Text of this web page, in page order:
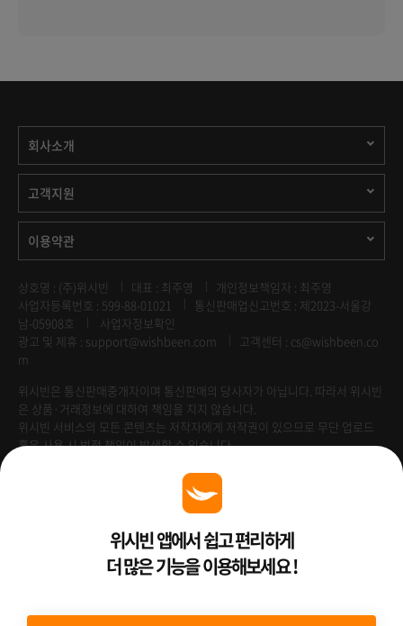
회사소개
고객지원
이용약관
상호명 : (주)위시빈 대표 : 최주영
개인정보책임자 : 최주영
사업자등록번호 : 599-88-01021
통신판매업신고번호 : 제2023-서울강
남-05908호
사업자정보확인
광고 및 제휴 : support@wishbeen.com
고객센터 : cs@wishbeen.co
m
위시빈은 통신판매중개자이며 통신판매의 당사자가 아닙니다. 따라서 위시빈
은 상품·거래정보에 대하여 책임을 지지 않습니다.
위시빈 서비스의 모든 콘텐츠는 저작자에게 저작권이 있으므로 무단 업로드
혹은 사용 시 법적 책임이 발생할 수 있습니다.
Venture Enterprise위시빈 앱에서 쉽고 편리하게
더 많은 기능을 이용해보세요 !